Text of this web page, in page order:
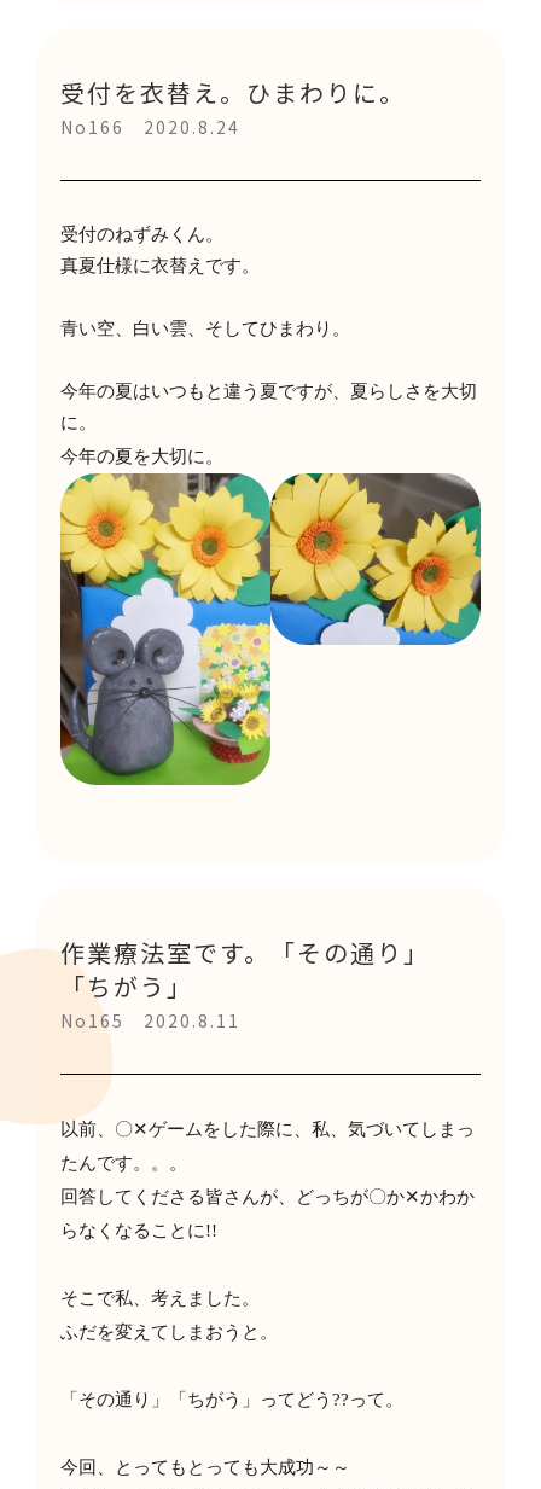
受付を衣替え。ひまわりに。
No166 2020.8.24
受付のねずみくん。
真夏仕様に衣替えです。
青い空、白い雲、そしてひまわり。
今年の夏はいつもと違う夏ですが、夏らしさを大切
に。
今年の夏を大切に。
作業療法室です。「その通り」
「ちがう」
No165 2020.8.11
以前、〇✕ゲームをした際に、私、気づいてしまっ
たんです。。。
回答してくださる皆さんが、どっちが〇か✕かわか
らなくなることに!!
そこで私、考えました。
ふだを変えてしまおうと。
「その通り」「ちがう」ってどう??って。
今回、とってもとっても大成功～～